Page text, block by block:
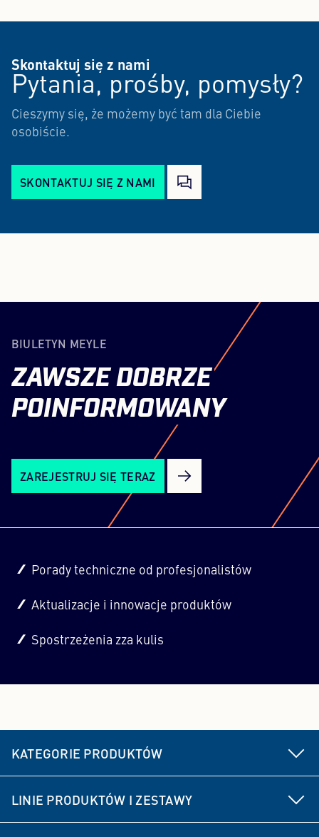
Skontaktuj się z nami
Pytania, prośby, pomysły?
Cieszymy się, że możemy być tam dla Ciebie
osobiście.
SKONTAKTUJ SIĘ Z NAMI
BIULETYN MEYLE
ZAWSZE DOBRZE
POINFORMOWANY
ZAREJESTRUJ SIĘ TERAZ
Porady techniczne od profesjonalistów
Aktualizacje i innowacje produktów
Spostrzeżenia zza kulis
KATEGORIE PRODUKTÓW
LINIE PRODUKTÓW I ZESTAWY